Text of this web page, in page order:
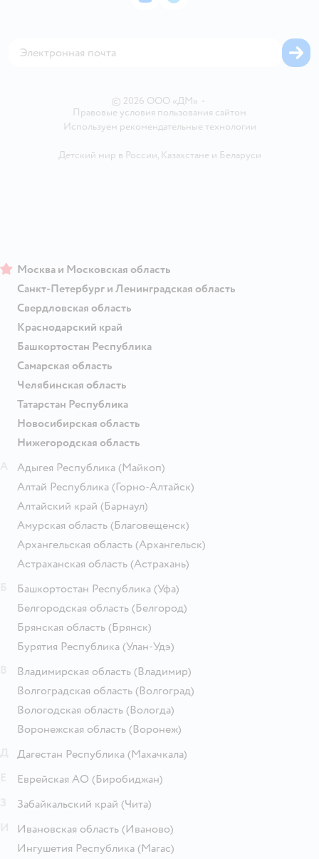
Политика использования файлов cookie
© 2026 ООО «ДМ» •
Правовые условия пользования сайтом
Используем рекомендательные технологии
Детский мир в России, Казахстанеи Беларуси
Москва и Московская область
Санкт-Петербург и Ленинградская область
Свердловская область
Краснодарский край
Башкортостан Республика
Самарская область
Челябинская область
Татарстан Республика
Новосибирская область
Нижегородская область
Адыгея Республика (Майкоп)
Алтай Республика (Горно-Алтайск)
Алтайский край (Барнаул)
Амурская область (Благовещенск)
Архангельская область (Архангельск)
Астраханская область (Астрахань)
Башкортостан Республика (Уфа)
Белгородская область (Белгород)
Брянская область (Брянск)
Бурятия Республика (Улан-Удэ)
Владимирская область (Владимир)
Волгоградская область (Волгоград)
Вологодская область (Вологда)
Воронежская область (Воронеж)
Дагестан Республика (Махачкала)
Еврейская АО (Биробиджан)
Забайкальский край (Чита)
Ивановская область (Иваново)
Ингушетия Республика (Магас)